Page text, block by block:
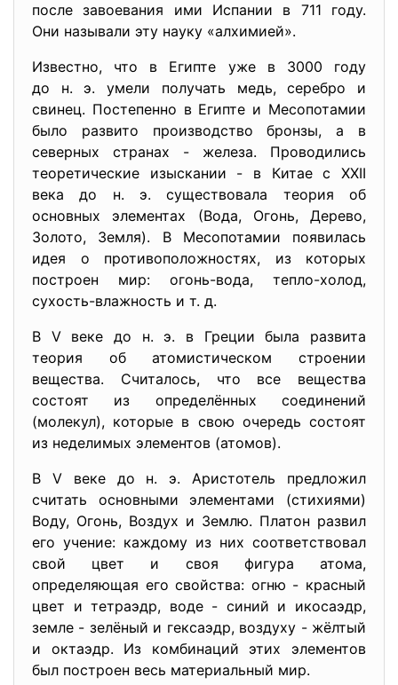
после завоевания ими Испании в 711 году.
Они называли эту науку «алхимией».
Известно, что в Египте уже в 3000 году
до н. э. умели получать медь, серебро и
свинец. Постепенно в Египте и Месопотамии
было развито производство бронзы, а в
северных странах - железа. Проводились
теоретические изыскании - в Китае с XXII
века до н. э. существовала теория об
основных элементах (Вода, Огонь, Дерево,
Золото, Земля). В Месопотамии появилась
идея о противоположностях, из которых
построен мир: огонь-вода, тепло-холод,
сухость-влажность и т. д.
В V веке до н. э. в Греции была развита
теория об атомистическом строении
вещества. Считалось, что все вещества
состоят из определённых соединений
(молекул), которые в свою очередь состоят
из неделимых элементов (атомов).
В V веке до н. э. Аристотель предложил
считать основными элементами (стихиями)
Воду, Огонь, Воздух и Землю. Платон развил
его учение: каждому из них соответствовал
свой цвет и своя фигура атома,
определяющая его свойства: огню - красный
цвет и тетраэдр, воде - синий и икосаэдр,
земле - зелёный и гексаэдр, воздуху - жёлтый
и октаэдр. Из комбинаций этих элементов
был построен весь материальный мир.